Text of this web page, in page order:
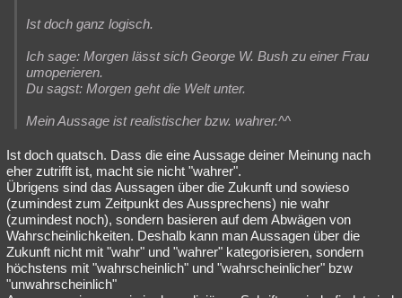
Ist doch ganz logisch.
Ich sage: Morgen lässt sich George W. Bush zu einer Frau
umoperieren.
Du sagst: Morgen geht die Welt unter.
Mein Aussage ist realistischer bzw. wahrer.^^
Ist doch quatsch. Dass die eine Aussage deiner Meinung nach
eher zutrifft ist, macht sie nicht "wahrer".
Übrigens sind das Aussagen über die Zukunft und sowieso
(zumindest zum Zeitpunkt des Aussprechens) nie wahr
(zumindest noch), sondern basieren auf dem Abwägen von
Wahrscheinlichkeiten. Deshalb kann man Aussagen über die
Zukunft nicht mit "wahr" und "wahrer" kategorisieren, sondern
höchstens mit "wahrscheinlich" und "wahrscheinlicher" bzw
"unwahrscheinlich"